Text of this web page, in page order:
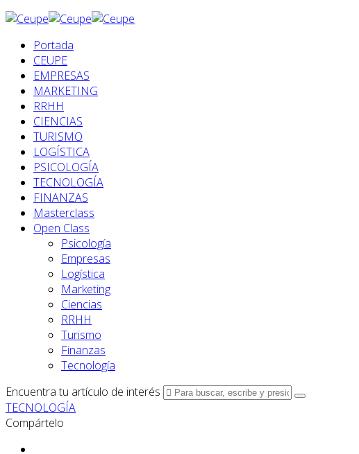
Portada
CEUPE
EMPRESAS
MARKETING
RRHH
CIENCIAS
TURISMO
LOGÍSTICA
PSICOLOGÍA
TECNOLOGÍA
FINANZAS
Masterclass
Open Class
Psicología
Empresas
Logística
Marketing
Ciencias
RRHH
Turismo
Finanzas
Tecnología
Encuentra tu artículo de interés
TECNOLOGÍA
Compártelo